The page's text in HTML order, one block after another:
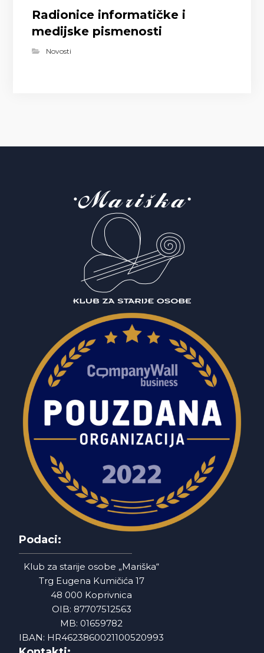
Radionice informatičke i
medijske pismenosti
Novosti
Podaci:
Klub za starije osobe „Mariška“
Trg Eugena Kumičića 17
48 000 Koprivnica
OIB: 87707512563
MB: 01659782
IBAN: HR4623860021100520993